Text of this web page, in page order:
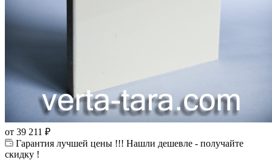
от 39 211 ₽
Гарантия лучшей цены !!! Нашли дешевле - получайте
скидку !